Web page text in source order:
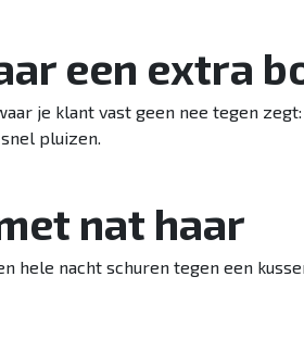
een extra
je klant vast geen nee tegen
pluizen.
nat haar
hele nacht schuren tegen een